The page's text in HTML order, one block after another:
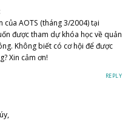
AOTS (tháng 3/2004) tại
được tham dự khóa học về quản
Không biết có cơ hội để được
Xin cảm ơn!
REPLY